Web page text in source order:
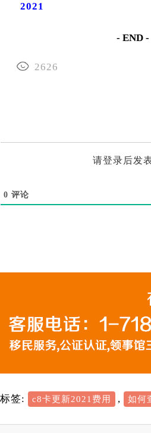
2021
- END -
2626
请登录后发
0 评论
标签: c8卡更新2021费用 , 如何